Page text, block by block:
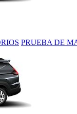
PRUEBA DE